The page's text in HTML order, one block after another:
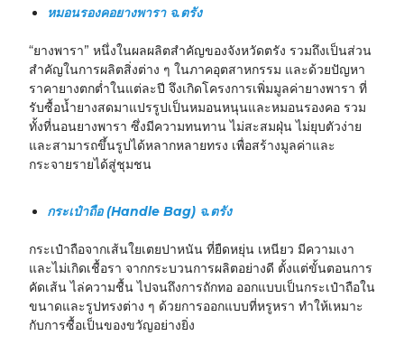
หมอนรองคอยางพารา จ.ตรัง
“ยางพารา” หนึ่งในผลผลิตสำคัญของจังหวัดตรัง รวมถึงเป็นส่วน
สำคัญในการผลิตสิ่งต่าง ๆ ในภาคอุตสาหกรรม และด้วยปัญหา
ราคายางตกต่ำในแต่ละปี จึงเกิดโครงการเพิ่มมูลค่ายางพารา ที่
รับซื้อน้ำยางสดมาแปรรูปเป็นหมอนหนุนและหมอนรองคอ รวม
ทั้งที่นอนยางพารา ซึ่งมีความทนทาน ไม่สะสมฝุ่น ไม่ยุบตัวง่าย
และสามารถขึ้นรูปได้หลากหลายทรง เพื่อสร้างมูลค่าและ
กระจายรายได้สู่ชุมชน
กระเป๋าถือ (Handle Bag) จ.ตรัง
กระเป๋าถือจากเส้นใยเตยปาหนัน ที่ยืดหยุ่น เหนียว มีความเงา
และไม่เกิดเชื้อรา จากกระบวนการผลิตอย่างดี ตั้งแต่ขั้นตอนการ
คัดเส้น ไล่ความชื้น ไปจนถึงการถักทอ ออกแบบเป็นกระเป๋าถือใน
ขนาดและรูปทรงต่าง ๆ ด้วยการออกแบบที่หรูหรา ทำให้เหมาะ
กับการซื้อเป็นของขวัญอย่างยิ่ง